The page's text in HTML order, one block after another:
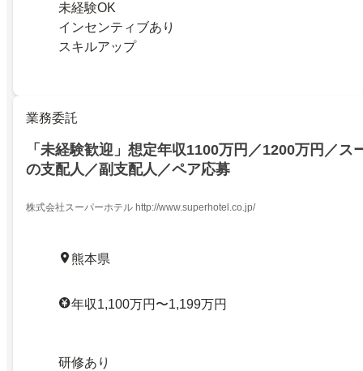
未経験OK
インセンティブあり
スキルアップ
業務委託
「未経験歓迎」想定年収1100万円／1200万円／ス
の支配人／副支配人／ペア応募
株式会社スーパーホテル http://www.superhotel.co.jp/
熊本県
年収1,100万円〜1,199万円
研修あり